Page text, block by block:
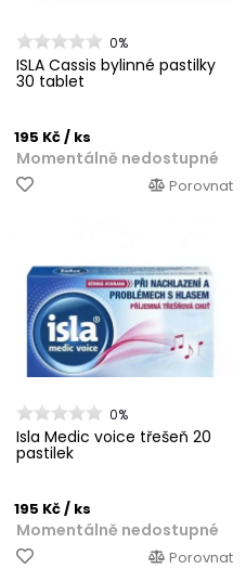
0%
ISLA Cassis bylinné pastilky
30 tablet
195 Kč/ ks
Momentálně nedostupné
Porovnat
0%
Isla Medic voice třešeň 20
pastilek
195 Kč/ ks
Momentálně nedostupné
Porovnat